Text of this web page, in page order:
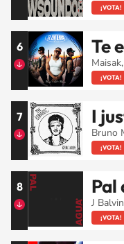
¡VOTA!
6 Te
¡VOTA!
7 I
Bruno
¡VOTA!
8 Pal
J
¡VOTA!